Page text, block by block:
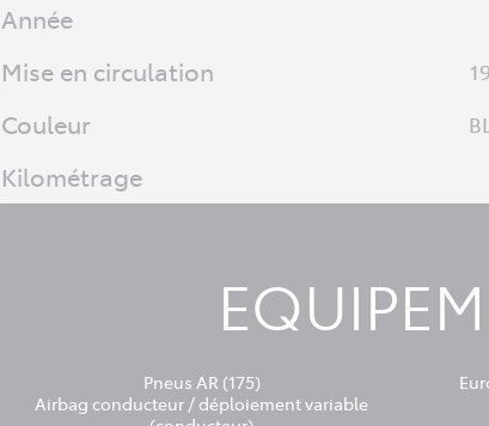
Année
Mise en circulation
Couleur
Kilométrage
Pneus AR (175)
Airbag conducteur / déploiement variable